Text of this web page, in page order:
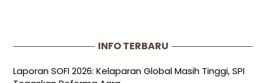
INFO TERBARU
Laporan SOFI 2026: Kelaparan Global Masih Tinggi, SPI